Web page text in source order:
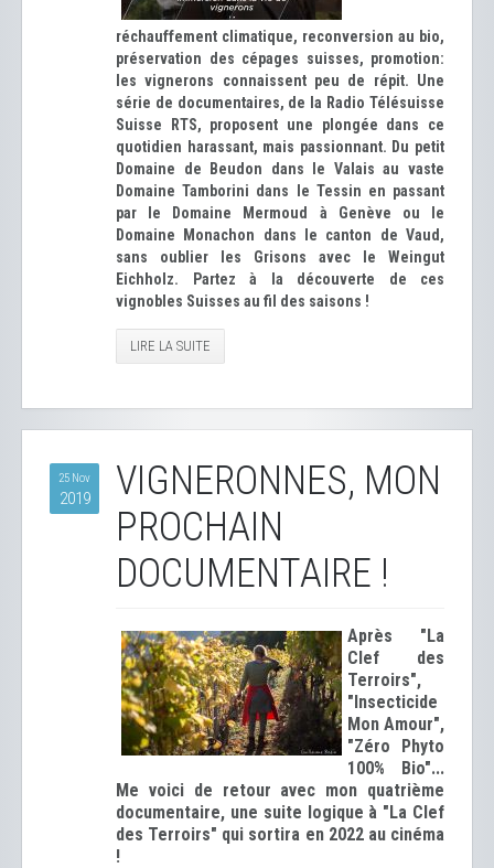
réchauffement climatique, reconversion au bio,
préservation des cépages suisses, promotion:
les vignerons connaissent peu de répit. Une
série de documentaires, de la Radio Télésuisse
Suisse RTS, proposent une plongée dans ce
quotidien harassant, mais passionnant. Du petit
Domaine de Beudon dans le Valais au vaste
Domaine Tamborini dans le Tessin en passant
par le Domaine Mermoud à Genève ou le
Domaine Monachon dans le canton de Vaud,
sans oublier les Grisons avec le Weingut
Eichholz. Partez à la découverte de ces
vignobles Suisses au fil des saisons !
LIRE LA SUITE
25 Nov
2019
VIGNERONNES, MON
PROCHAIN
DOCUMENTAIRE !
Après "La
Clef des
Terroirs",
"Insecticide
Mon Amour",
"Zéro Phyto
100% Bio"...
Me voici de retour avec mon quatrième
documentaire, une suite logique à "La Clef
des Terroirs" qui sortira en 2022 au cinéma
!